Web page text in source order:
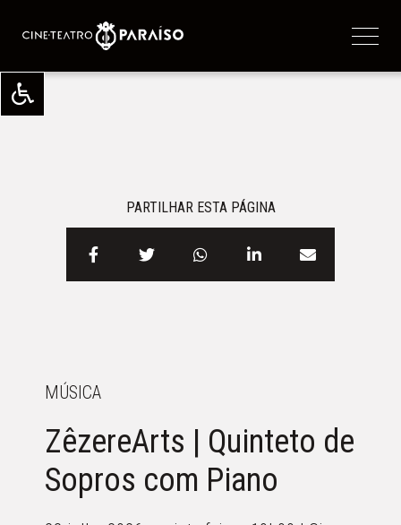
PARTILHAR ESTA PÁGINA
MÚSICA
ZêzereArts | Quinteto de
Sopros com Piano